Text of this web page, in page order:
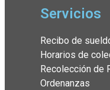
Servicios
Recibo de
Horarios de
Recolección de
Ordenanzas